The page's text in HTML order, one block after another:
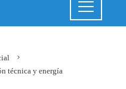
técnica y energía